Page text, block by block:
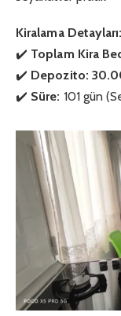
Kiralama Detayları:
✔️ Toplam Kira
✔️ Depozito:
✔️ Süre: 101 gün